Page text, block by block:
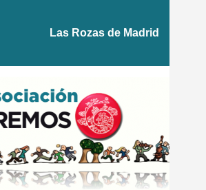
Las Rozas de Madrid